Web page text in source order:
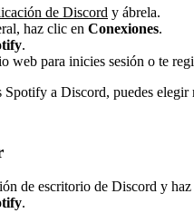
de Discord y ábrela.
haz clic en Conexiones.
.
web para inicies sesión o te
Spotify a Discord, puedes elegir
de escritorio de Discord y
.